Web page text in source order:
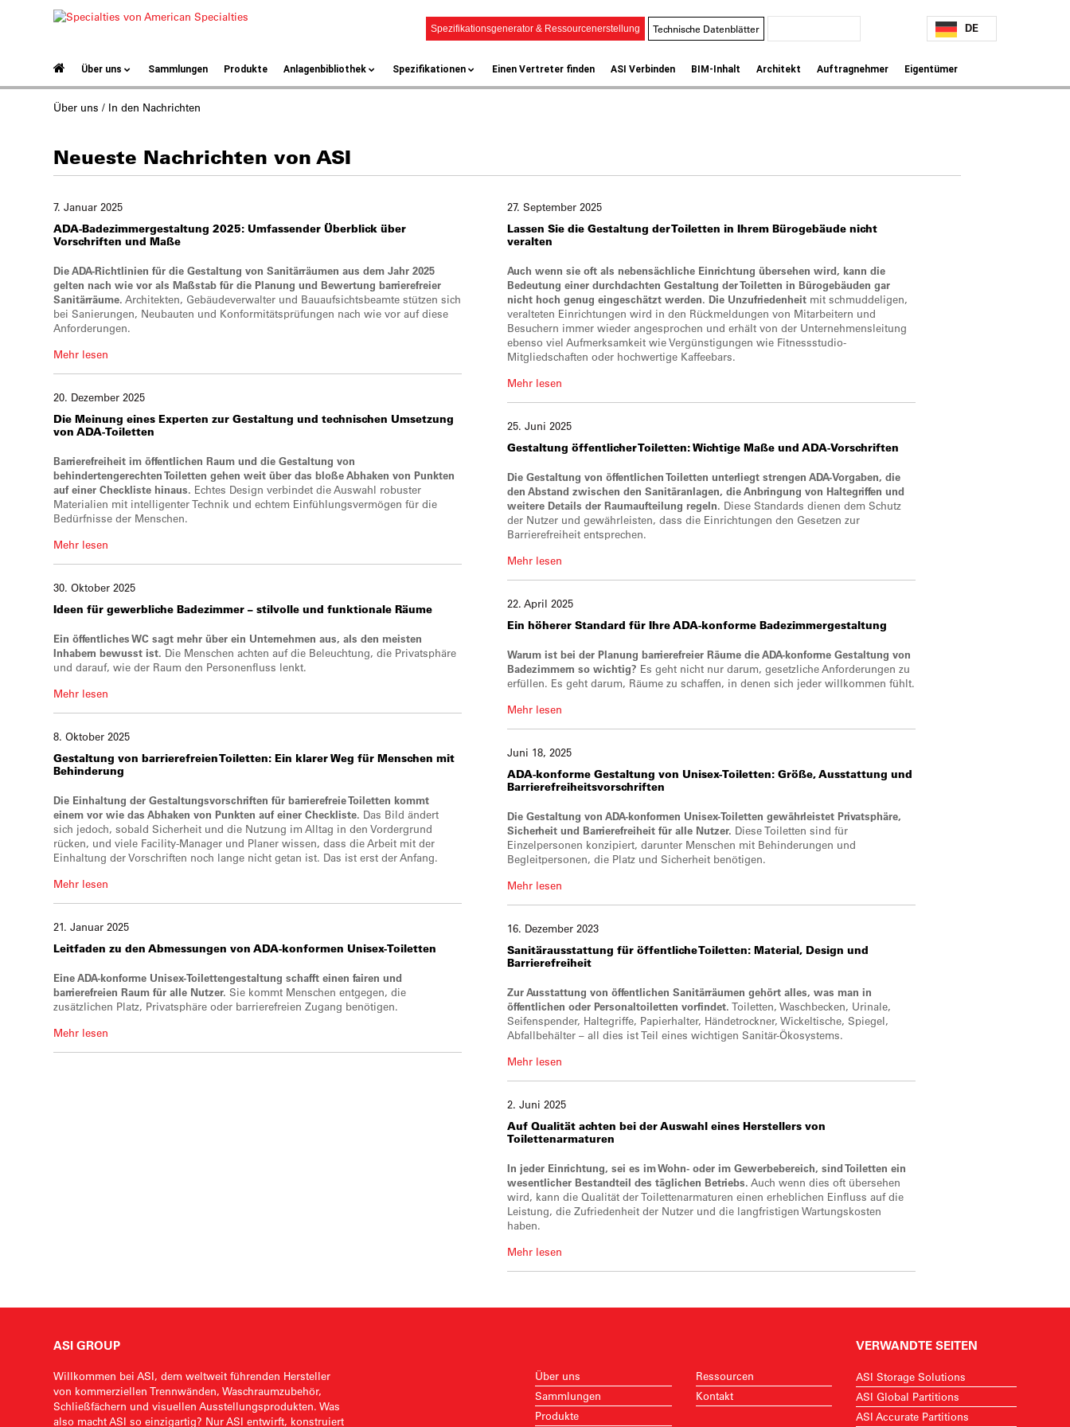
Spezifikationsgenerator & Ressourcenerstellung Technische Datenblätter DE
Über uns Sammlungen Produkte Anlagenbibliothek Spezifikationen Einen Vertreter finden ASI Verbinden BIM-Inhalt Architekt Auftragnehmer Eigentümer
Über uns / In den Nachrichten
Neueste Nachrichten von ASI
7. Januar 2025
ADA-Badezimmergestaltung 2025: Umfassender Überblick über
Vorschriften und Maße
Die ADA-Richtlinien für die Gestaltung von Sanitärräumen aus dem Jahr 2025
gelten nach wie vor als Maßstab für die Planung und Bewertung barrierefreier
Sanitärräume. Architekten, Gebäudeverwalter und Bauaufsichtsbeamte stützen sich
bei Sanierungen, Neubauten und Konformitätsprüfungen nach wie vor auf diese
Anforderungen.
Mehr lesen
20. Dezember 2025
DieMeinungeines Expertenzur Gestaltung und technischen Umsetzung
von ADA-Toiletten
Barrierefreiheit im öffentlichen Raum und die Gestaltung von
behindertengerechten Toiletten gehen weit über das bloße Abhaken von Punkten
auf einer Checkliste hinaus. Echtes Design verbindet die Auswahl robuster
Materialien mit intelligenter Technik und echtem Einfühlungsvermögen für die
Bedürfnisse der Menschen.
Mehr lesen
30. Oktober 2025
Ideen fürgewerbliche Badezimmer – stilvolle und funktionale Räume
Ein öffentliches WC sagt mehr über ein Unternehmen aus, als den meisten
Inhabern bewusst ist. Die Menschen achten auf die Beleuchtung, die Privatsphäre
und darauf, wie der Raum den Personenfluss lenkt.
Mehr lesen
8. Oktober 2025
Gestaltung von barrierefreien Toiletten: Ein klarer Weg für Menschen mit
Behinderung
Die Einhaltung der Gestaltungsvorschriften für barrierefreie Toiletten kommt
einem vor wie das Abhaken von Punkten auf einer Checkliste. Das Bild ändert
sich jedoch, sobald Sicherheit und die Nutzung im Alltag in den Vordergrund
rücken, und viele Facility-Manager und Planer wissen, dass die Arbeit mit der
Einhaltung der Vorschriften noch lange nicht getan ist. Das ist erst der Anfang.
Mehr lesen
21. Januar 2025
Leitfadenzu den Abmessungenvon ADA-konformen Unisex-Toiletten
Eine ADA-konforme Unisex-Toilettengestaltung schafft einen fairen und
barrierefreien Raum für alle Nutzer. Sie kommt Menschen entgegen, die
zusätzlichen Platz, Privatsphäre oder barrierefreien Zugang benötigen.
Mehr lesen
27. September 2025
Lassen Sie die Gestaltung der Toiletten in Ihrem Bürogebäude nicht
veralten
Auch wenn sie oft als nebensächliche Einrichtung übersehen wird, kann die
Bedeutung einer durchdachten Gestaltung der Toiletten in Bürogebäuden gar
nicht hoch genug eingeschätzt werden. Die Unzufriedenheit mit schmuddeligen,
veralteten Einrichtungen wird in den Rückmeldungen von Mitarbeitern und
Besuchern immer wieder angesprochen und erhält von der Unternehmensleitung
ebenso viel Aufmerksamkeit wie Vergünstigungen wie Fitnessstudio-
Mitgliedschaften oder hochwertige Kaffeebars.
Mehr lesen
25. Juni 2025
Gestaltung öffentlicher Toiletten: Wichtige Maße und ADA-Vorschriften
Die Gestaltung von öffentlichen Toiletten unterliegt strengen ADA-Vorgaben, die
den Abstand zwischen den Sanitäranlagen, die Anbringung von Haltegriffen und
weitere Details der Raumaufteilung regeln. Diese Standards dienen dem Schutz
der Nutzer und gewährleisten, dass die Einrichtungen den Gesetzen zur
Barrierefreiheit entsprechen.
Mehr lesen
22. April 2025
Ein höherer Standard für Ihre ADA-konforme Badezimmergestaltung
Warum ist bei der Planung barrierefreier Räume die ADA-konforme Gestaltung von
Badezimmern so wichtig? Es geht nicht nur darum, gesetzliche Anforderungen zu
erfüllen. Es geht darum, Räume zu schaffen, in denen sich jeder willkommen fühlt.
Mehr lesen
Juni 18, 2025
ADA-konforme Gestaltung von Unisex-Toiletten: Größe, Ausstattung und
Barrierefreiheitsvorschriften
Die Gestaltung von ADA-konformen Unisex-Toiletten gewährleistet Privatsphäre,
Sicherheit und Barrierefreiheit für alle Nutzer. Diese Toiletten sind für
Einzelpersonen konzipiert, darunter Menschen mit Behinderungen und
Begleitpersonen, die Platz und Sicherheit benötigen.
Mehr lesen
16. Dezember 2023
Sanitärausstattung für öffentliche Toiletten: Material, Design und
Barrierefreiheit
Zur Ausstattung von öffentlichen Sanitärräumen gehört alles, was man in
öffentlichen oder Personaltoiletten vorfindet. Toiletten, Waschbecken, Urinale,
Seifenspender, Haltegriffe, Papierhalter, Händetrockner, Wickeltische, Spiegel,
Abfallbehälter – all dies ist Teil eines wichtigen Sanitär-Ökosystems.
Mehr lesen
2. Juni 2025
Auf Qualität achten bei der Auswahl eines Herstellers von
Toilettenarmaturen
In jeder Einrichtung, sei es im Wohn- oder im Gewerbebereich, sind Toiletten ein
wesentlicher Bestandteil des täglichen Betriebs. Auch wenn dies oft übersehen
wird, kann die Qualität der Toilettenarmaturen einen erheblichen Einfluss auf die
Leistung, die Zufriedenheit der Nutzer und die langfristigen Wartungskosten
haben.
Mehr lesen
ASI GROUP
Willkommen bei ASI, dem weltweit führenden Hersteller
von kommerziellen Trennwänden, Waschraumzubehör,
Schließfächern und visuellen Ausstellungsprodukten. Was
also macht ASI so einzigartig? Nur ASI entwirft, konstruiert
Über uns
Sammlungen
Produkte
Ressourcen
Kontakt
VERWANDTE SEITEN
ASI Storage Solutions
ASI Global Partitions
ASI Accurate Partitions